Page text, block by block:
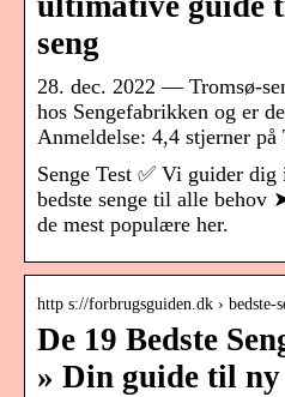
seng
28. dec. 2022 — Tromsø-
hos Sengefabrikken og er
Anmeldelse: 4,4 stjerner
Senge Test ✅ Vi guider
bedste senge til alle
de mest populære her.
http s://forbrugsguiden.dk › bedste-
De 19 Bedste
» Din guide til ny